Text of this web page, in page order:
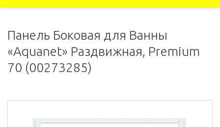
Панель Боковая для Ванны
«Aquanet» Раздвижная, Premium
70 (00273285)